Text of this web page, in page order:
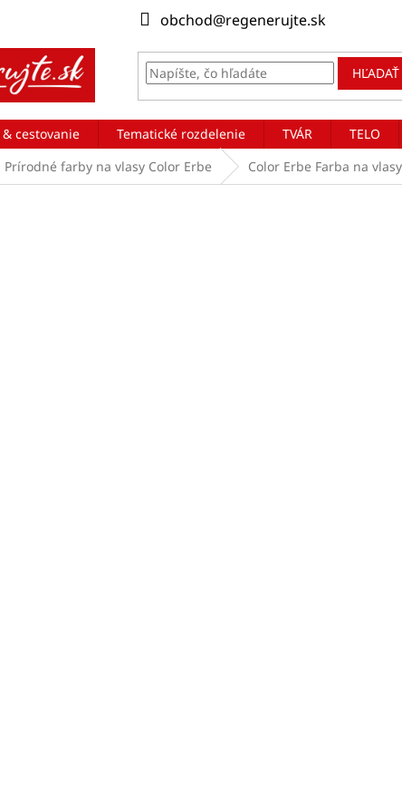
obchod@regenerujte.sk
HĽADAŤ
& cestovanie Tematické rozdelenie TVÁR TELO
Prírodné farby na vlasy Color Erbe Color Erbe Farba na